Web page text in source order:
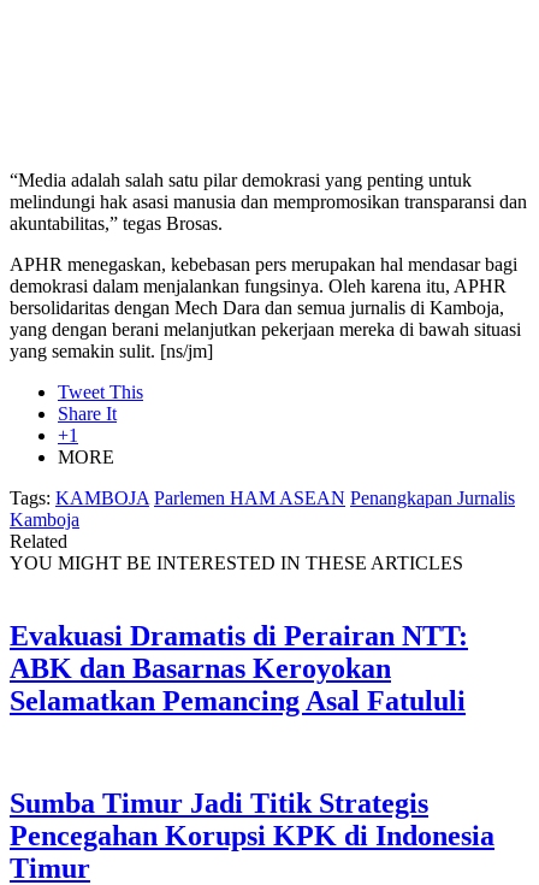
“Media adalah salah satu pilar demokrasi yang penting untuk
melindungi hak asasi manusia dan mempromosikan transparansi dan
akuntabilitas,” tegas Brosas.
APHR menegaskan, kebebasan pers merupakan hal mendasar bagi
demokrasi dalam menjalankan fungsinya. Oleh karena itu, APHR
bersolidaritas dengan Mech Dara dan semua jurnalis di Kamboja,
yang dengan berani melanjutkan pekerjaan mereka di bawah situasi
yang semakin sulit. [ns/jm]
Tweet This
Share It
+1
MORE
Tags: KAMBOJA Parlemen HAM ASEAN Penangkapan Jurnalis
Kamboja
Related
YOU MIGHT BE INTERESTED IN THESE ARTICLES
Evakuasi Dramatis di Perairan NTT:
ABK dan Basarnas Keroyokan
Selamatkan Pemancing Asal Fatululi
Sumba Timur Jadi Titik Strategis
Pencegahan Korupsi KPK di Indonesia
Timur